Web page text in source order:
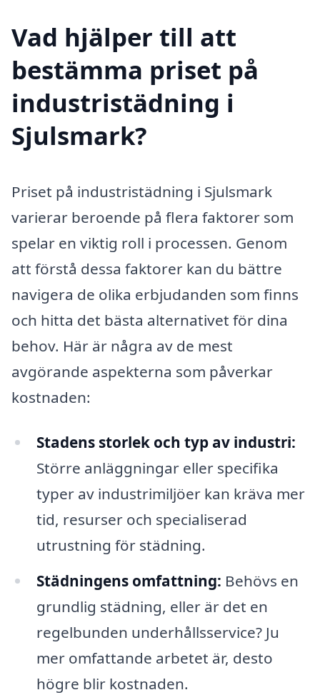
Vad hjälper till att
bestämma priset på
industristädning i
Sjulsmark?
Priset på industristädning i Sjulsmark
varierar beroende på flera faktorer som
spelar en viktig roll i processen. Genom
att förstå dessa faktorer kan du bättre
navigera de olika erbjudanden som finns
och hitta det bästa alternativet för dina
behov. Här är några av de mest
avgörande aspekterna som påverkar
kostnaden:
Stadens storlek och typ av industri:
Större anläggningar eller specifika
typer av industrimiljöer kan kräva mer
tid, resurser och specialiserad
utrustning för städning.
Städningens omfattning: Behövs en
grundlig städning, eller är det en
regelbunden underhållsservice? Ju
mer omfattande arbetet är, desto
högre blir kostnaden.